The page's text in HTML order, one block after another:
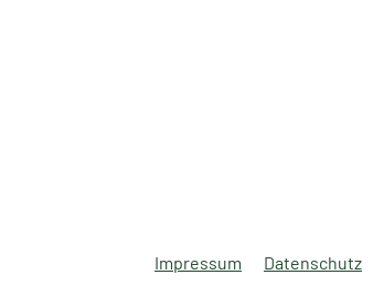
Impressum Datenschutz